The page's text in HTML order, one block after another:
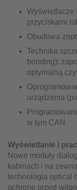
Wyświetlacze
przyciskami
Obudowa
Technika
bonding):
optymalną
urządzenia
w tym CAN
Wyświetlanie i
Nowe moduły
kabinach i na
technologia optical
ochronę przed